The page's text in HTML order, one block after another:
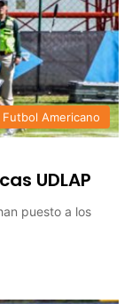
Americano
UDLAP
puesto a los